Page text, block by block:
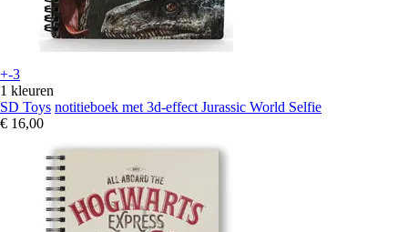
+-3
1 kleuren
SD Toys notitieboek met 3d-effect Jurassic World Selfie
€ 16,00